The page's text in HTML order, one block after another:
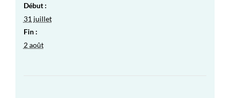
Début :
31 juillet
Fin :
2 août